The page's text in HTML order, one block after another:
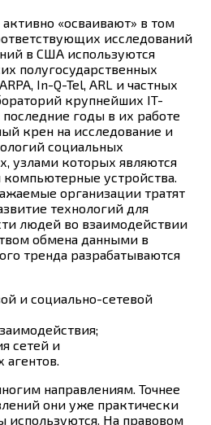
«осваивают» в том
исследований
в США используются
полугосударственных
In-Q-Tel, ARL и частных
крупнейших IT-
годы в их работе
крен на исследование и
социальных
узлами которых являются
устройства.
организации тратят
технологий для
людей во взаимодействии
обмена данными в
тренда разрабатываются
и социально-сетевой
сетей и
агентов.
направлениям. Точнее
они уже практически
используются. На правовом